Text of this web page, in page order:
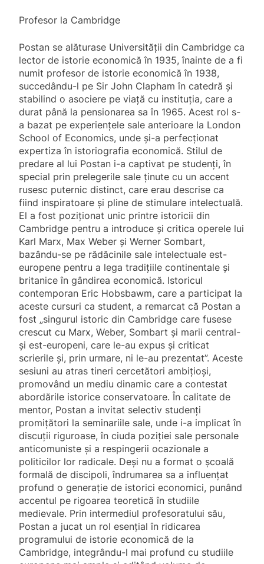
Profesor la Cambridge
Postan se alăturase Universității din Cambridge ca
lector de istorie economică în 1935, înainte de a fi
numit profesor de istorie economică în 1938,
succedându-l pe Sir John Clapham în catedră și
stabilind o asociere pe viață cu instituția, care a
durat până la pensionarea sa în 1965. Acest rol s-
a bazat pe experiențele sale anterioare la London
School of Economics, unde și-a perfecționat
expertiza în istoriografia economică. Stilul de
predare al lui Postan i-a captivat pe studenți, în
special prin prelegerile sale ținute cu un accent
rusesc puternic distinct, care erau descrise ca
fiind inspiratoare și pline de stimulare intelectuală.
El a fost poziționat unic printre istoricii din
Cambridge pentru a introduce și critica operele lui
Karl Marx, Max Weber și Werner Sombart,
bazându-se pe rădăcinile sale intelectuale est-
europene pentru a lega tradițiile continentale și
britanice în gândirea economică. Istoricul
contemporan Eric Hobsbawm, care a participat la
aceste cursuri ca student, a remarcat că Postan a
fost „singurul istoric din Cambridge care fusese
crescut cu Marx, Weber, Sombart și marii central-
și est-europeni, care le-au expus și criticat
scrierile și, prin urmare, ni le-au prezentat”. Aceste
sesiuni au atras tineri cercetători ambițioși,
promovând un mediu dinamic care a contestat
abordările istorice conservatoare. În calitate de
mentor, Postan a invitat selectiv studenți
promițători la seminariile sale, unde i-a implicat în
discuții riguroase, în ciuda poziției sale personale
anticomuniste și a respingerii ocazionale a
politicilor lor radicale. Deși nu a format o școală
formală de discipoli, îndrumarea sa a influențat
profund o generație de istorici economici, punând
accentul pe rigoarea teoretică în studiile
medievale. Prin intermediul profesoratului său,
Postan a jucat un rol esențial în ridicarea
programului de istorie economică de la
Cambridge, integrându-l mai profund cu studiile